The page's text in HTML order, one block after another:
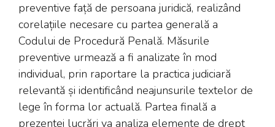
preventive față de persoana juridică, realizând
corelațiile necesare cu partea generală a
Codului de Procedură Penală. Măsurile
preventive urmează a fi analizate în mod
individual, prin raportare la practica judiciară
relevantă și identificând neajunsurile textelor de
lege în forma lor actuală. Partea finală a
prezentei lucrări va analiza elemente de drept